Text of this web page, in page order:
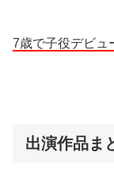
7歳で子役デビュ
出演作品ま